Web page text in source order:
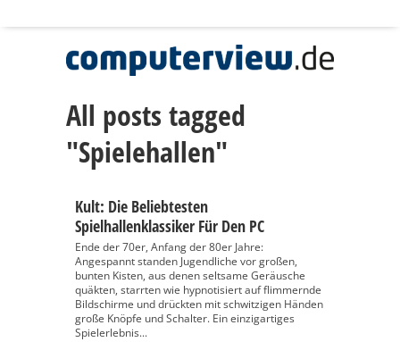
All posts tagged
"Spielehallen"
Kult: Die Beliebtesten
Spielhallenklassiker Für Den PC
Ende der 70er, Anfang der 80er Jahre:
Angespannt standen Jugendliche vor großen,
bunten Kisten, aus denen seltsame Geräusche
quäkten, starrten wie hypnotisiert auf flimmernde
Bildschirme und drückten mit schwitzigen Händen
große Knöpfe und Schalter. Ein einzigartiges
Spielerlebnis...